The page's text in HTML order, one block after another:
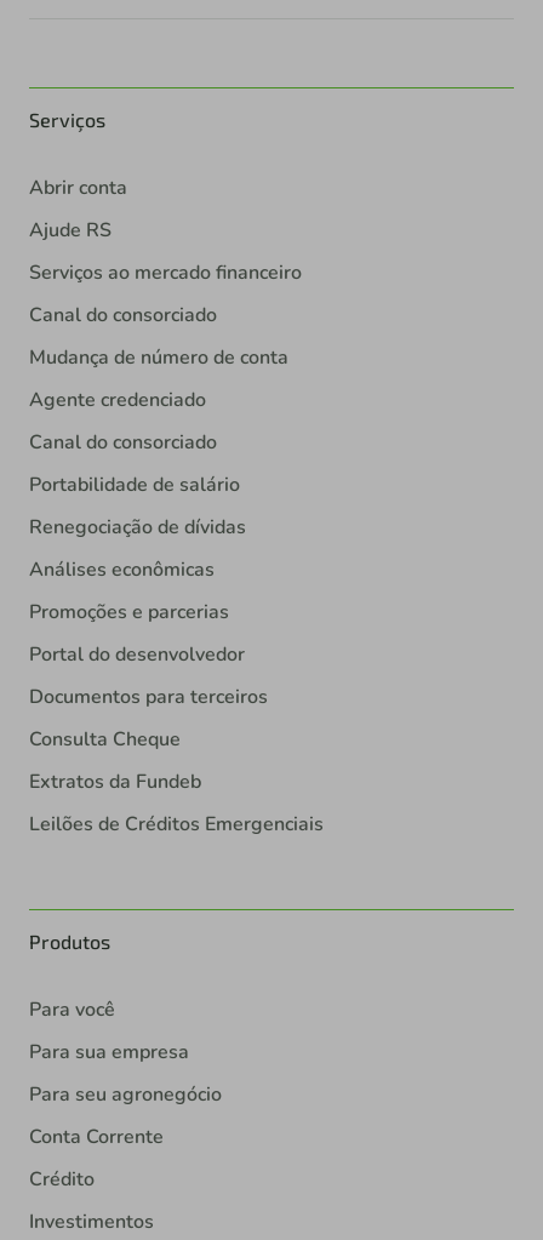
Serviços
Abrir conta
Ajude RS
Serviços ao mercado financeiro
Canal do consorciado
Mudança de número de conta
Agente credenciado
Canal do consorciado
Portabilidade de salário
Renegociação de dívidas
Análises econômicas
Promoções e parcerias
Portal do desenvolvedor
Documentos para terceiros
Consulta Cheque
Extratos da Fundeb
Leilões de Créditos Emergenciais
Produtos
Para você
Para sua empresa
Para seu agronegócio
Conta Corrente
Crédito
Investimentos